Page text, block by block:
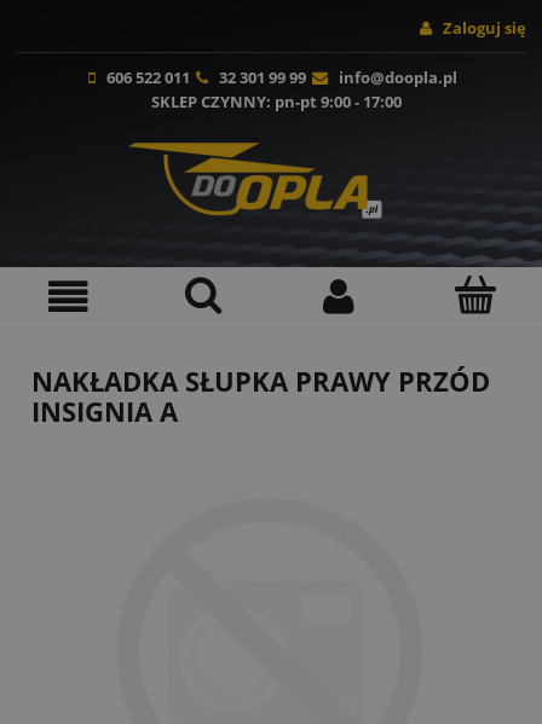
Zaloguj się
606 522 011 32 301 99 99
info@doopla.pl
SKLEP CZYNNY: pn-pt 9:00 - 17:00
NAKŁADKA SŁUPKA PRAWY PRZÓD
INSIGNIA A